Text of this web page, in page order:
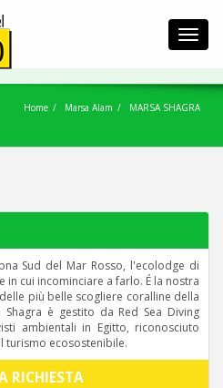
Home Marsa Alam MARSA SHAGRA
Sud del Mar Rosso, l'ecolodge di
in cui incominciare a farlo. É la nostra
più belle scogliere coralline della
Shagra è gestito da Red Sea Diving
ambientali in Egitto, riconosciuto
turismo ecosostenibile.
RICHIESTA